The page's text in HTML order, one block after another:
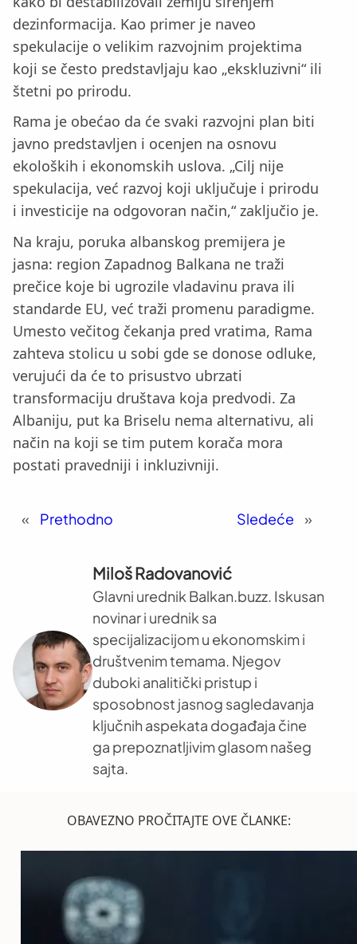
dezinformacija. Kao primer je naveo
spekulacije o velikim razvojnim projektima
koji se često predstavljaju kao „ekskluzivni“ ili
štetni po prirodu.
Rama je obećao da će svaki razvojni plan biti
javno predstavljen i ocenjen na osnovu
ekoloških i ekonomskih uslova. „Cilj nije
spekulacija, već razvoj koji uključuje i prirodu
i investicije na odgovoran način,“ zaključio je.
Na kraju, poruka albanskog premijera je
jasna: region Zapadnog Balkana ne traži
prečice koje bi ugrozile vladavinu prava ili
standarde EU, već traži promenu paradigme.
Umesto večitog čekanja pred vratima, Rama
zahteva stolicu u sobi gde se donose odluke,
verujući da će to prisustvo ubrzati
transformaciju društava koja predvodi. Za
Albaniju, put ka Briselu nema alternativu, ali
način na koji se tim putem korača mora
postati pravedniji i inkluzivniji.
« Prethodno Sledeće »
Miloš Radovanović
Glavni urednik Balkan.buzz. Iskusan
novinar i urednik sa
specijalizacijom u ekonomskim i
društvenim temama. Njegov
duboki analitički pristup i
sposobnost jasnog sagledavanja
ključnih aspekata događaja čine
ga prepoznatljivim glasom našeg
sajta.
OBAVEZNO PROČITAJTE OVE ČLANKE: